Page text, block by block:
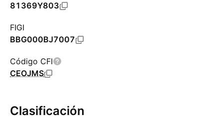
81369Y803
FIGI
BBG000BJ7007
Código CFI
CEOJMS
Clasificación